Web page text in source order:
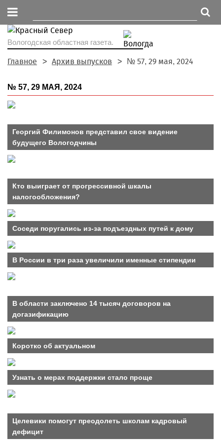
Вологодская областная газета.
Главное Архив выпусков № 57, 29 мая, 2024
№ 57, 29 МАЯ, 2024
Георгий Филимонов представил свое видение
будущего Вологодчины
Кто выиграет от прогрессивной шкалы
налогообложения?
Соседи поругались из-за подъездных путей к дому
В России в три раза увеличили именные стипендии
В области заключено 14 тысяч договоров на
догазификацию
Коротко об актуальном
Узнать о мерах поддержки стало проще
Целевики помогут преодолеть школам кадровый
дефицит